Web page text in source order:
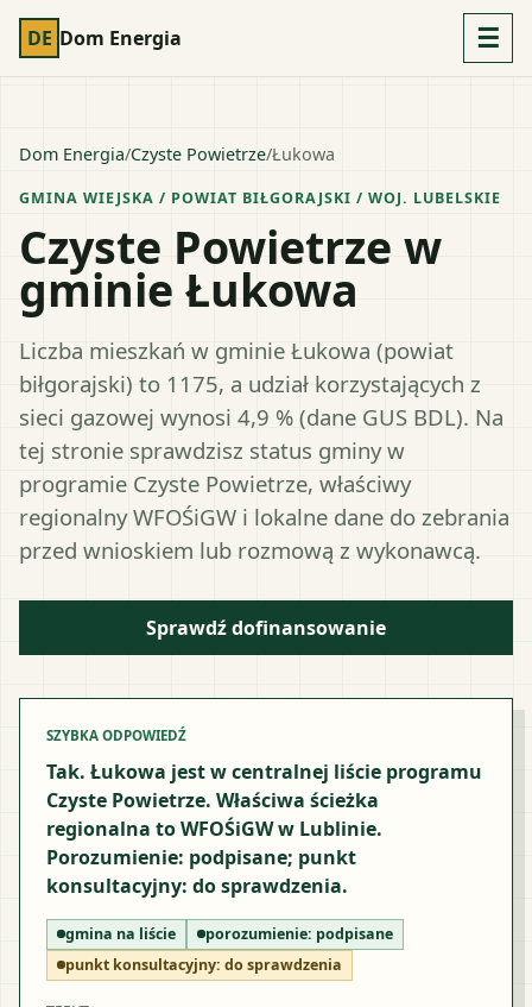
DE Dom Energia ☰
Dom Energia/Czyste Powietrze/Łukowa
GMINA WIEJSKA / POWIAT BIŁGORAJSKI / WOJ. LUBELSKIE
Czyste Powietrze w
gminie Łukowa
Liczba mieszkań w gminie Łukowa (powiat
biłgorajski) to 1175, a udział korzystających z
sieci gazowej wynosi 4,9 % (dane GUS BDL). Na
tej stronie sprawdzisz status gminy w
programie Czyste Powietrze, właściwy
regionalny WFOŚiGW i lokalne dane do zebrania
przed wnioskiem lub rozmową z wykonawcą.
Sprawdź dofinansowanie
SZYBKA ODPOWIEDŹ
Tak. Łukowa jest w centralnej liście programu
Czyste Powietrze. Właściwa ścieżka
regionalna to WFOŚiGW w Lublinie.
Porozumienie: podpisane; punkt
konsultacyjny: do sprawdzenia.
gmina na liście porozumienie: podpisane
punkt konsultacyjny: do sprawdzenia